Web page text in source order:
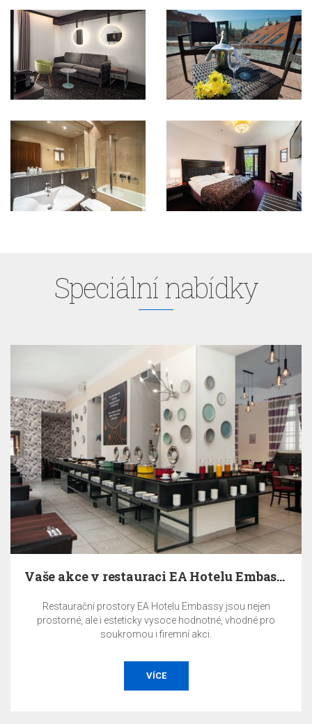
Speciální nabídky
Vaše akce v restauraci EA Hotelu Embassy Prague
Restaurační prostory EA Hotelu Embassy jsou nejen
prostorné, ale i esteticky vysoce hodnotné, vhodné pro
soukromou i firemní akci.
VÍCE